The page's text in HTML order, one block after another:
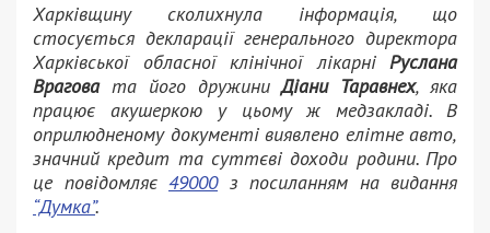
Харківщину сколихнула інформація, що
стосується декларації генерального директора
Харківської обласної клінічної лікарні Руслана
Враговата його дружиниДіани Таравнех, яка
працює акушеркою у цьому ж медзакладі. В
оприлюдненому документі виявлено елітне авто,
значний кредит та суттєві доходи родини. Про
це повідомляє 49000з посиланням на видання
“Думка”.